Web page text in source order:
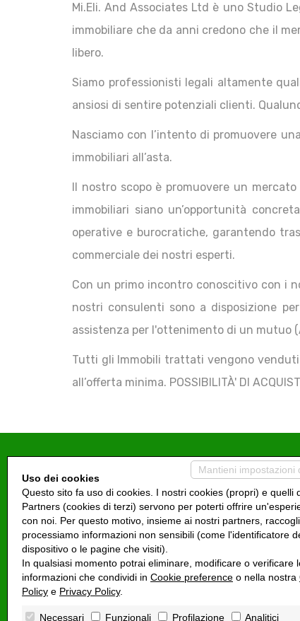
Mi.Eli. And Associates Ltd è uno Studio
immobiliare che da anni credono che il
libero.
Siamo professionisti legali altamente
ansiosi di sentire potenziali clienti.
Nasciamo con l’intento di promuovere
immobiliari all’asta.
Il nostro scopo è promuovere un
immobiliari siano un’opportunità
operative e burocratiche, garantendo
commerciale dei nostri esperti.
Con un primo incontro conoscitivo con i
nostri consulenti sono a disposizione
assistenza per l'ottenimento di un mutuo
Tutti gli Immobili trattati vengono
all’offerta minima. POSSIBILITÀ' DI
Dove siamo
SEDE OPERATIVA ITALIA C/O Studio Mi.Eli.
Via del Mare, 2/D
00071 Pomezia RM
SEDE MALTA
APT C2 BLK C SANNAT HEIGHTS TRIQ TA' BEBUNAQ
Mantieni impostazioni
Uso dei cookies
Questo sito fa uso di cookies. I nostri cookies (propri) e quelli
Partners (cookies di terzi) servono per poterti offrire
con noi. Per questo motivo, insieme ai nostri partners,
processiamo informazioni non sensibili (come l'identificatore
dispositivo o le pagine che visiti).
In qualsiasi momento potrai eliminare, modificare o verificare
informazioni che condividi in Cookie preference o nella nostra
Policy e Privacy Policy.
Necessari Funzionali Profilazione Analitici